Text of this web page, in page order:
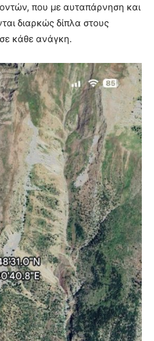
που με αυταπάρνηση και
διαρκώς δίπλα στους
κάθε ανάγκη.